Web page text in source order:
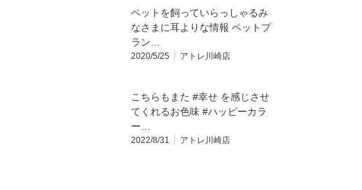
ペットを飼っていらっしゃるみ
なさまに耳よりな情報️ ペットプ
ラン…
2020/5/25 アトレ川崎店
こちらもまた #幸せ を感じさせ
てくれるお色味 #ハッピーカラ
ー…
2022/8/31 アトレ川崎店